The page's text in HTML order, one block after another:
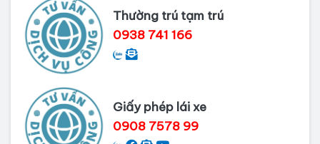
Thường trú tạm trú
0938 741 166
Giấy phép lái xe
0908 7578 99